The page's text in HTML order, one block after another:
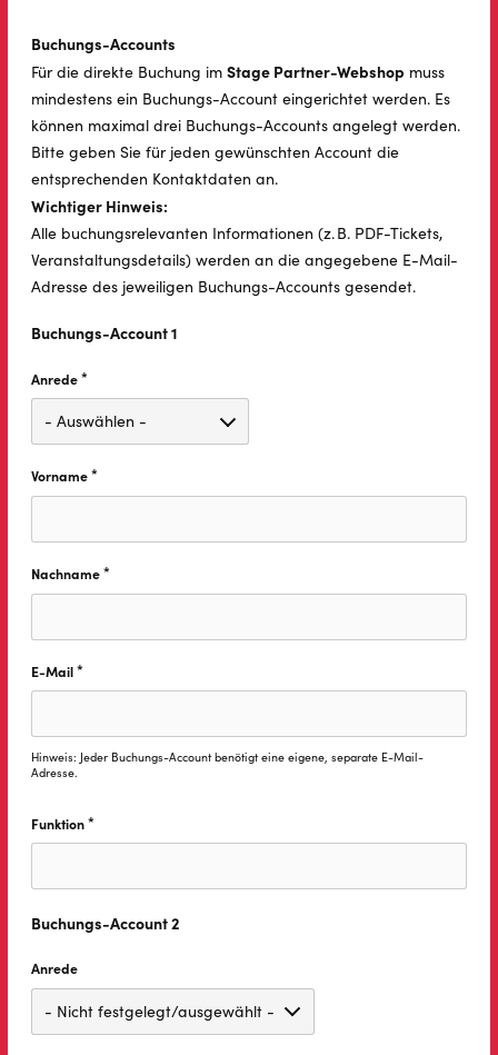
Buchungs-Accounts
Für die direkte Buchung im Stage Partner-Webshop muss
mindestens ein Buchungs-Account eingerichtet werden. Es
können maximal drei Buchungs-Accounts angelegt werden.
Bitte geben Sie für jeden gewünschten Account die
entsprechenden Kontaktdaten an.
Wichtiger Hinweis:
Alle buchungsrelevanten Informationen (z. B. PDF-Tickets,
Veranstaltungsdetails) werden an die angegebene E-Mail-
Adresse des jeweiligen Buchungs-Accounts gesendet.
Buchungs-Account 1
Anrede*
Vorname*
Nachname*
E-Mail*
Hinweis: Jeder Buchungs-Account benötigt eine eigene, separate E-Mail-
Adresse.
Funktion*
Buchungs-Account 2
Anrede